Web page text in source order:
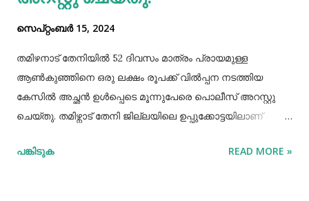
സെപ്റ്റംബർ 15, 2024
തമിഴനാട് തേനിയില്‍ 52 ദിവസം മാത്രം പ്രായമുള്ള
ആണ്‍കുഞ്ഞിനെ ഒരു ലക്ഷം രൂപക്ക് വില്‍പ്പന നടത്തിയ
കേസില്‍ അച്ഛൻ ഉള്‍പ്പെടെ മൂന്നുപേരെ പൊലീസ് അറസ്റ്റു
ചെയ്തു. തമിഴ്നാട് തേനി ജില്ലയിലെ ഉപ്പുക്കോട്ടയിലാണ്
സ്വദേശികളായ ദമ്ബതികളുമാണ് അറസ്റ്റിലായത്. തേനി
പങ്കിടുക READ MORE »